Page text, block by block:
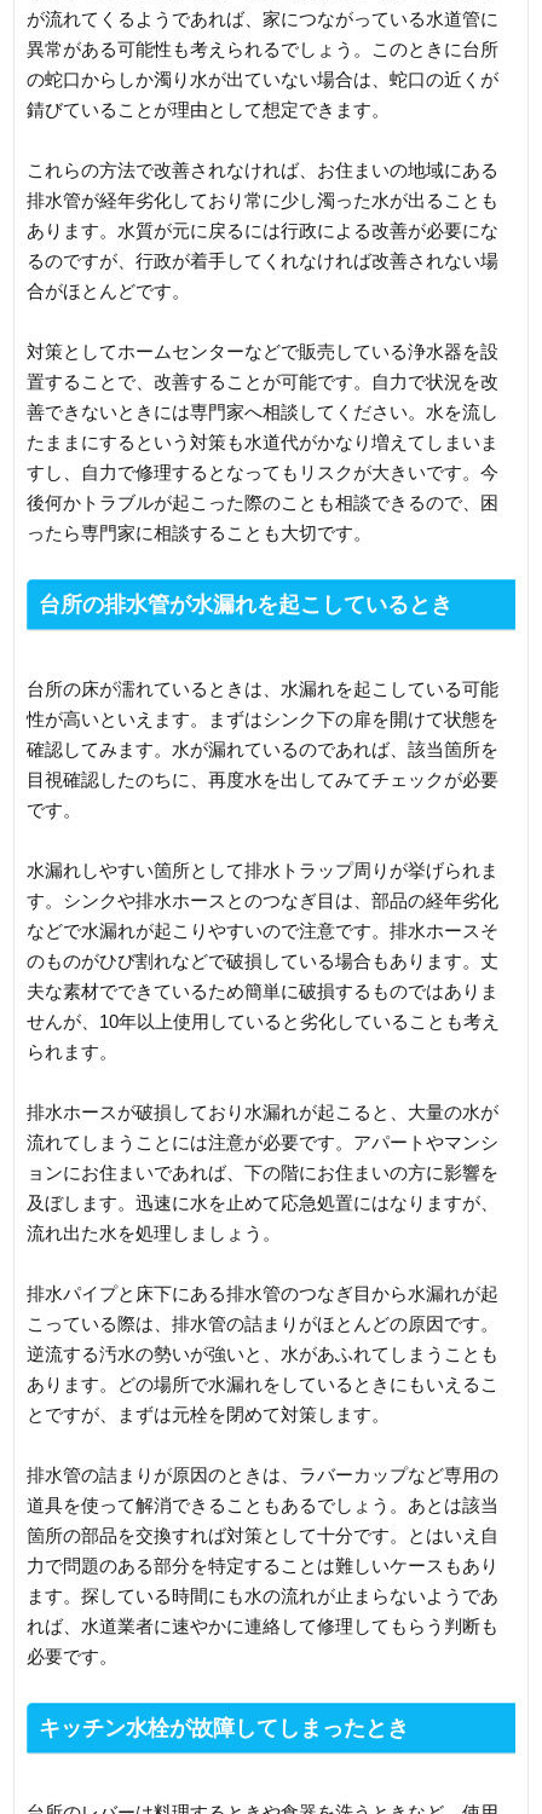
が流れてくるようであれば、家につながっている水道管に
異常がある可能性も考えられるでしょう。このときに台所
の蛇口からしか濁り水が出ていない場合は、蛇口の近くが
錆びていることが理由として想定できます。
これらの方法で改善されなければ、お住まいの地域にある
排水管が経年劣化しており常に少し濁った水が出ることも
あります。水質が元に戻るには行政による改善が必要にな
るのですが、行政が着手してくれなければ改善されない場
合がほとんどです。
対策としてホームセンターなどで販売している浄水器を設
置することで、改善することが可能です。自力で状況を改
善できないときには専門家へ相談してください。水を流し
たままにするという対策も水道代がかなり増えてしまいま
すし、自力で修理するとなってもリスクが大きいです。今
後何かトラブルが起こった際のことも相談できるので、困
ったら専門家に相談することも大切です。
台所の排水管が水漏れを起こしているとき
台所の床が濡れているときは、水漏れを起こしている可能
性が高いといえます。まずはシンク下の扉を開けて状態を
確認してみます。水が漏れているのであれば、該当箇所を
目視確認したのちに、再度水を出してみてチェックが必要
です。
水漏れしやすい箇所として排水トラップ周りが挙げられま
す。シンクや排水ホースとのつなぎ目は、部品の経年劣化
などで水漏れが起こりやすいので注意です。排水ホースそ
のものがひび割れなどで破損している場合もあります。丈
夫な素材でできているため簡単に破損するものではありま
せんが、10年以上使用していると劣化していることも考え
られます。
排水ホースが破損しており水漏れが起こると、大量の水が
流れてしまうことには注意が必要です。アパートやマンシ
ョンにお住まいであれば、下の階にお住まいの方に影響を
及ぼします。迅速に水を止めて応急処置にはなりますが、
流れ出た水を処理しましょう。
排水パイプと床下にある排水管のつなぎ目から水漏れが起
こっている際は、排水管の詰まりがほとんどの原因です。
逆流する汚水の勢いが強いと、水があふれてしまうことも
あります。どの場所で水漏れをしているときにもいえるこ
とですが、まずは元栓を閉めて対策します。
排水管の詰まりが原因のときは、ラバーカップなど専用の
道具を使って解消できることもあるでしょう。あとは該当
箇所の部品を交換すれば対策として十分です。とはいえ自
力で問題のある部分を特定することは難しいケースもあり
ます。探している時間にも水の流れが止まらないようであ
れば、水道業者に速やかに連絡して修理してもらう判断も
必要です。
キッチン水栓が故障してしまったとき